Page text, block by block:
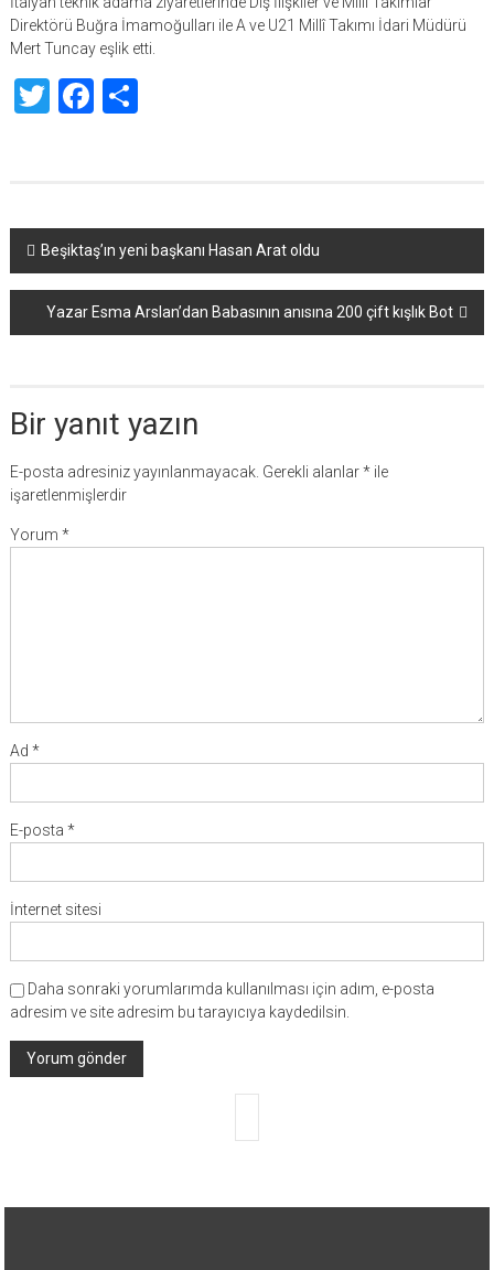
Direktörü Buğra İmamoğulları ile A ve U21 Millî Takımı İdari Müdürü
Mert Tuncay eşlik etti.
TwitterFacebook
Share
Yazı
dolaşımı
Beşiktaş’ın yeni başkanı Hasan Arat oldu
Yazar Esma Arslan’dan Babasının anısına 200 çift kışlık Bot
Bir yanıt yazın
E-posta adresiniz yayınlanmayacak. Gerekli alanlar*ile
işaretlenmişlerdir
Yorum *
Ad *
E-posta *
İnternet sitesi
Daha sonraki yorumlarımda kullanılması için adım, e-posta
adresim ve site adresim bu tarayıcıya kaydedilsin.